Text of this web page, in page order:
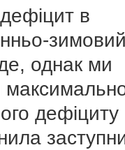
в
однак ми
дефіциту